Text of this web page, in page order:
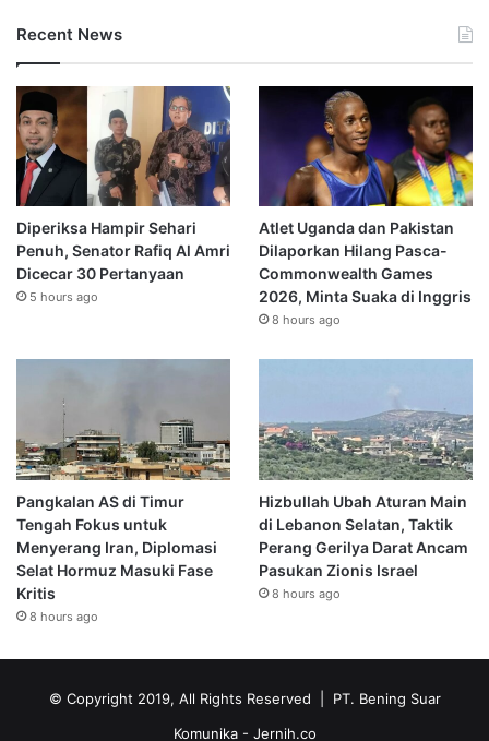
Recent News
Diperiksa Hampir Sehari
Penuh, Senator Rafiq Al Amri
Dicecar 30 Pertanyaan
5 hours ago
Atlet Uganda dan Pakistan
Dilaporkan Hilang Pasca-
Commonwealth Games
2026, Minta Suaka di Inggris
8 hours ago
Pangkalan AS di Timur
Tengah Fokus untuk
Menyerang Iran, Diplomasi
Selat Hormuz Masuki Fase
Kritis
8 hours ago
Hizbullah Ubah Aturan Main
di Lebanon Selatan, Taktik
Perang Gerilya Darat Ancam
Pasukan Zionis Israel
8 hours ago
© Copyright 2019, All Rights Reserved | PT. Bening Suar
Komunika - Jernih.co